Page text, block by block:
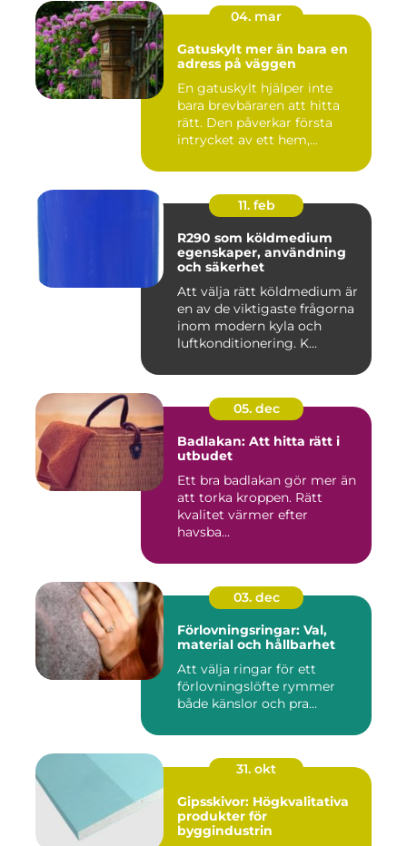
04. mar
Gatuskylt mer än bara en
adress på väggen
En gatuskylt hjälper inte
bara brevbäraren att hitta
rätt. Den påverkar första
intrycket av ett hem,...
11. feb
R290 som köldmedium
egenskaper, användning
och säkerhet
Att välja rätt köldmedium är
en av de viktigaste frågorna
inom modern kyla och
luftkonditionering. K...
05. dec
Badlakan: Att hitta rätt i
utbudet
Ett bra badlakan gör mer än
att torka kroppen. Rätt
kvalitet värmer efter
havsba...
03. dec
Förlovningsringar: Val,
material och hållbarhet
Att välja ringar för ett
förlovningslöfte rymmer
både känslor och pra...
31. okt
Gipsskivor: Högkvalitativa
produkter för
byggindustrin